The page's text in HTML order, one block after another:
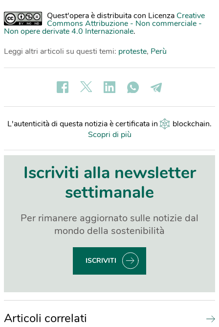
Quest'opera è distribuita con Licenza Creative
Commons Attribuzione - Non commerciale -
Non opere derivate 4.0 Internazionale.
Leggi altri articoli su questi temi: proteste, Perù
L'autenticità di questa notizia è certificata in blockchain.
Scopri di più
Iscriviti alla newsletter
settimanale
Per rimanere aggiornato sulle notizie dal
mondo della sostenibilità
ISCRIVITI
Articoli correlati